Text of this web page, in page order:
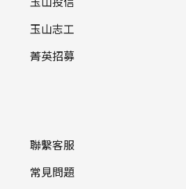
玉山志工
菁英招募
聯繫客服
常見問題